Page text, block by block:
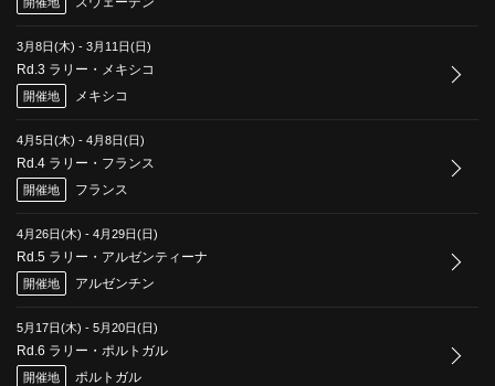
3月8日(木) - 3月11日(日)
Rd.3 ラリー・メキシコ
開催地 メキシコ
4月5日(木) - 4月8日(日)
Rd.4 ラリー・フランス
開催地 フランス
4月26日(木) - 4月29日(日)
Rd.5 ラリー・アルゼンティーナ
開催地 アルゼンチン
5月17日(木) - 5月20日(日)
Rd.6 ラリー・ポルトガル
開催地 ポルトガル